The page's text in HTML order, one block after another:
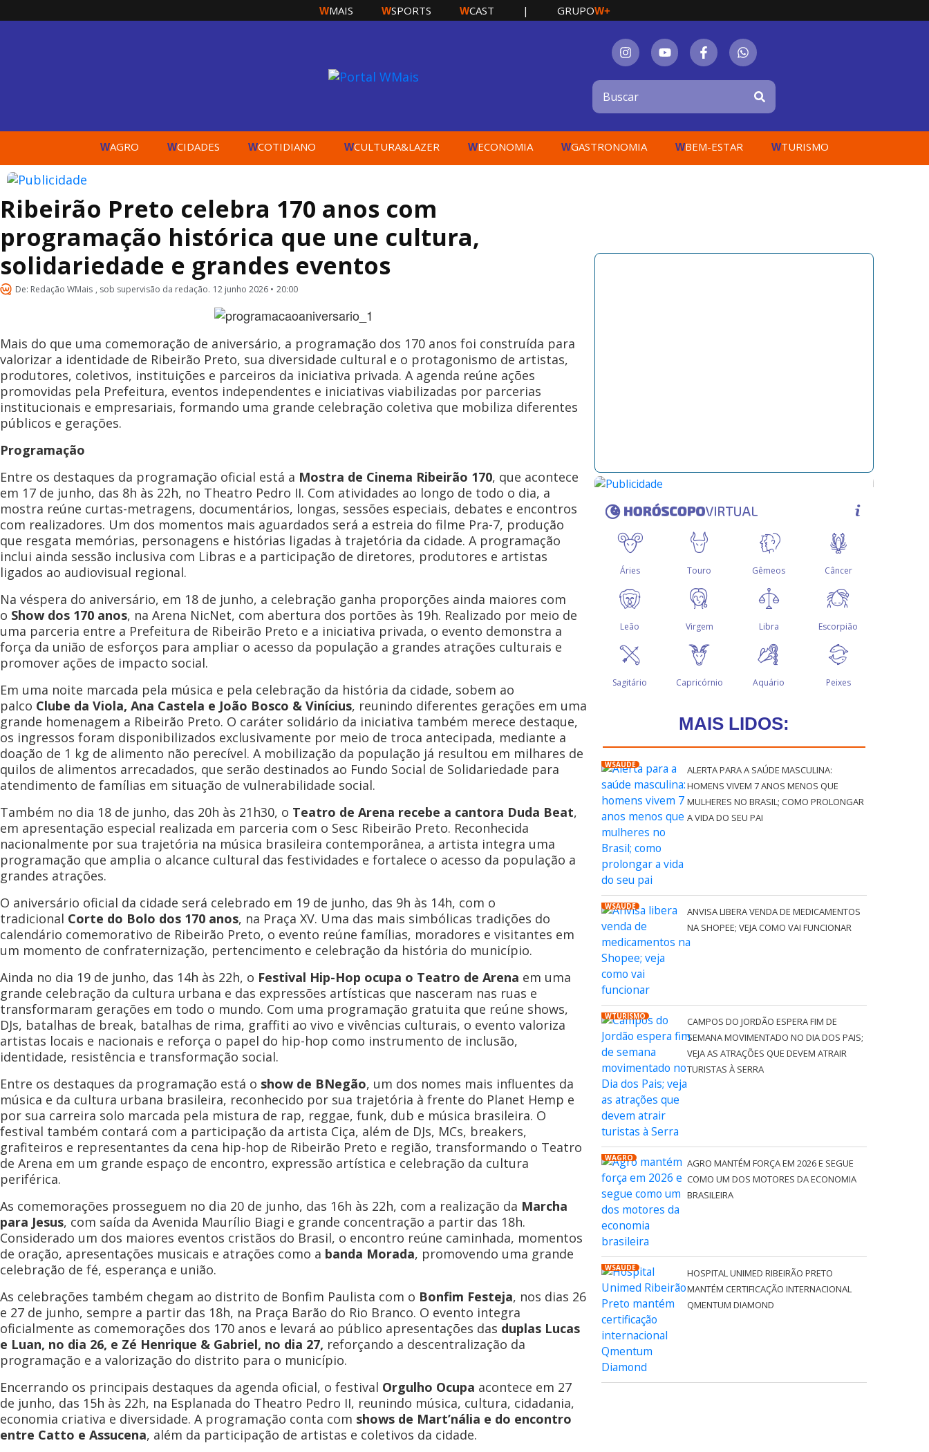
WMAIS WSPORTS WCAST | GRUPOW+
WAGRO WCIDADES WCOTIDIANO WCULTURA&LAZER WECONOMIA WGASTRONOMIA WBEM-ESTAR WTURISMO
Ribeirão Preto celebra 170 anos com
programação histórica que une cultura,
solidariedade e grandes eventos
De: Redação WMais , sob supervisão da redação. 12 junho 2026 • 20:00
Mais do que uma comemoração de aniversário, a programação dos 170 anos foi construída para
valorizar a identidade de Ribeirão Preto, sua diversidade cultural e o protagonismo de artistas,
produtores, coletivos, instituições e parceiros da iniciativa privada. A agenda reúne ações
promovidas pela Prefeitura, eventos independentes e iniciativas viabilizadas por parcerias
institucionais e empresariais, formando uma grande celebração coletiva que mobiliza diferentes
públicos e gerações.
Programação
Entre os destaques da programação oficial está a Mostra de Cinema Ribeirão 170, que acontece
em 17 de junho, das 8h às 22h, no Theatro Pedro II. Com atividades ao longo de todo o dia, a
mostra reúne curtas-metragens, documentários, longas, sessões especiais, debates e encontros
com realizadores. Um dos momentos mais aguardados será a estreia do filme Pra-7, produção
que resgata memórias, personagens e histórias ligadas à trajetória da cidade. A programação
inclui ainda sessão inclusiva com Libras e a participação de diretores, produtores e artistas
ligados ao audiovisual regional.
Na véspera do aniversário, em 18 de junho, a celebração ganha proporções ainda maiores com
o Show dos 170 anos, na Arena NicNet, com abertura dos portões às 19h. Realizado por meio de
uma parceria entre a Prefeitura de Ribeirão Preto e a iniciativa privada, o evento demonstra a
força da união de esforços para ampliar o acesso da população a grandes atrações culturais e
promover ações de impacto social.
Em uma noite marcada pela música e pela celebração da história da cidade, sobem ao
palco Clube da Viola, Ana Castela e João Bosco & Vinícius, reunindo diferentes gerações em uma
grande homenagem a Ribeirão Preto. O caráter solidário da iniciativa também merece destaque,
os ingressos foram disponibilizados exclusivamente por meio de troca antecipada, mediante a
doação de 1 kg de alimento não perecível. A mobilização da população já resultou em milhares de
quilos de alimentos arrecadados, que serão destinados ao Fundo Social de Solidariedade para
atendimento de famílias em situação de vulnerabilidade social.
Também no dia 18 de junho, das 20h às 21h30, o Teatro de Arena recebe a cantora Duda Beat,
em apresentação especial realizada em parceria com o Sesc Ribeirão Preto. Reconhecida
nacionalmente por sua trajetória na música brasileira contemporânea, a artista integra uma
programação que amplia o alcance cultural das festividades e fortalece o acesso da população a
grandes atrações.
O aniversário oficial da cidade será celebrado em 19 de junho, das 9h às 14h, com o
tradicional Corte do Bolo dos 170 anos, na Praça XV. Uma das mais simbólicas tradições do
calendário comemorativo de Ribeirão Preto, o evento reúne famílias, moradores e visitantes em
um momento de confraternização, pertencimento e celebração da história do município.
Ainda no dia 19 de junho, das 14h às 22h, o Festival Hip-Hop ocupa o Teatro de Arena em uma
grande celebração da cultura urbana e das expressões artísticas que nasceram nas ruas e
transformaram gerações em todo o mundo. Com uma programação gratuita que reúne shows,
DJs, batalhas de break, batalhas de rima, graffiti ao vivo e vivências culturais, o evento valoriza
artistas locais e nacionais e reforça o papel do hip-hop como instrumento de inclusão,
identidade, resistência e transformação social.
Entre os destaques da programação está o show de BNegão, um dos nomes mais influentes da
música e da cultura urbana brasileira, reconhecido por sua trajetória à frente do Planet Hemp e
por sua carreira solo marcada pela mistura de rap, reggae, funk, dub e música brasileira. O
festival também contará com a participação da artista Ciça, além de DJs, MCs, breakers,
grafiteiros e representantes da cena hip-hop de Ribeirão Preto e região, transformando o Teatro
de Arena em um grande espaço de encontro, expressão artística e celebração da cultura
periférica.
As comemorações prosseguem no dia 20 de junho, das 16h às 22h, com a realização da Marcha
para Jesus, com saída da Avenida Maurílio Biagi e grande concentração a partir das 18h.
Considerado um dos maiores eventos cristãos do Brasil, o encontro reúne caminhada, momentos
de oração, apresentações musicais e atrações como a banda Morada, promovendo uma grande
celebração de fé, esperança e união.
As celebrações também chegam ao distrito de Bonfim Paulista com o Bonfim Festeja, nos dias 26
e 27 de junho, sempre a partir das 18h, na Praça Barão do Rio Branco. O evento integra
oficialmente as comemorações dos 170 anos e levará ao público apresentações das duplas Lucas
e Luan, no dia 26, e Zé Henrique & Gabriel, no dia 27, reforçando a descentralização da
programação e a valorização do distrito para o município.
Encerrando os principais destaques da agenda oficial, o festival Orgulho Ocupa acontece em 27
de junho, das 15h às 22h, na Esplanada do Theatro Pedro II, reunindo música, cultura, cidadania,
economia criativa e diversidade. A programação conta com shows de Mart’nália e do encontro
entre Catto e Assucena, além da participação de artistas e coletivos da cidade.
MAIS LIDOS:
WSAÚDE
ALERTA PARA A SAÚDE MASCULINA:
HOMENS VIVEM 7 ANOS MENOS QUE
MULHERES NO BRASIL; COMO PROLONGAR
A VIDA DO SEU PAI
WSAÚDE
ANVISA LIBERA VENDA DE MEDICAMENTOS
NA SHOPEE; VEJA COMO VAI FUNCIONAR
WTURISMO
CAMPOS DO JORDÃO ESPERA FIM DE
SEMANA MOVIMENTADO NO DIA DOS PAIS;
VEJA AS ATRAÇÕES QUE DEVEM ATRAIR
TURISTAS À SERRA
WAGRO
AGRO MANTÉM FORÇA EM 2026 E SEGUE
COMO UM DOS MOTORES DA ECONOMIA
BRASILEIRA
WSAÚDE
HOSPITAL UNIMED RIBEIRÃO PRETO
MANTÉM CERTIFICAÇÃO INTERNACIONAL
QMENTUM DIAMOND